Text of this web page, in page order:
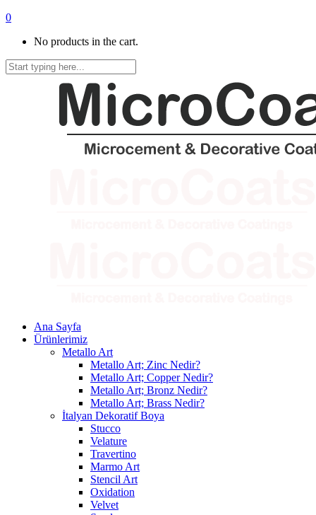
0
No products in the cart.
Ana Sayfa
Ürünlerimiz
Metallo Art
Metallo Art; Zinc Nedir?
Metallo Art; Copper Nedir?
Metallo Art; Bronz Nedir?
Metallo Art; Brass Nedir?
İtalyan Dekoratif Boya
Stucco
Velature
Travertino
Marmo Art
Stencil Art
Oxidation
Velvet